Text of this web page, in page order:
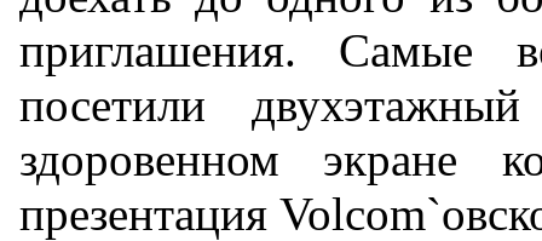
приглашения. Самые
посетили
здоровенном экране
презентация